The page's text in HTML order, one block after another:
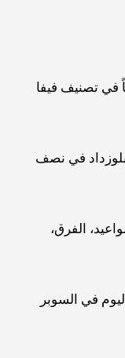
في تصنيف فيفا
في نصف
كأس العالم 2026: المواعيد، الفرق،
في السوبر